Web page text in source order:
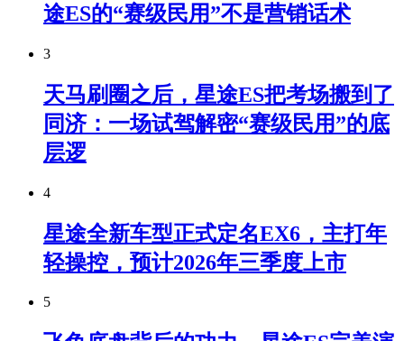
途ES的“赛级民用”不是营销话术
3
天马刷圈之后，星途ES把考场搬到了
同济：一场试驾解密“赛级民用”的底
层逻
4
星途全新车型正式定名EX6，主打年
轻操控，预计2026年三季度上市
5